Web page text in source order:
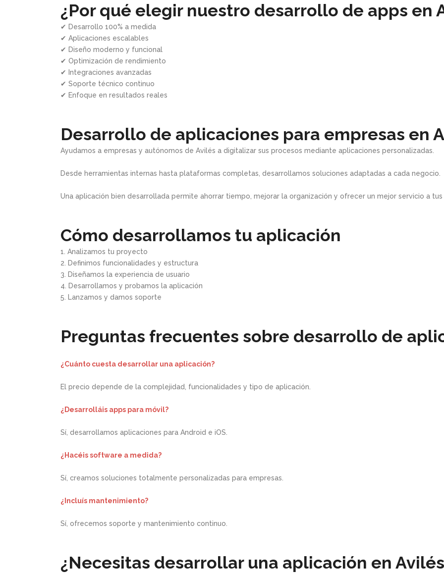
¿Por qué elegir nuestro desarrollo de apps en
✔ Desarrollo 100% a medida
✔ Aplicaciones escalables
✔ Diseño moderno y funcional
✔ Optimización de rendimiento
✔ Integraciones avanzadas
✔ Soporte técnico continuo
✔ Enfoque en resultados reales
Desarrollo de aplicaciones para empresas en
Ayudamos a empresas y autónomos de Avilés a digitalizar sus procesos mediante aplicaciones personalizadas.
Desde herramientas internas hasta plataformas completas, desarrollamos soluciones adaptadas a cada negocio.
Una aplicación bien desarrollada permite ahorrar tiempo, mejorar la organización y ofrecer un mejor servicio a
Cómo desarrollamos tu aplicación
1. Analizamos tu proyecto
2. Definimos funcionalidades y estructura
3. Diseñamos la experiencia de usuario
4. Desarrollamos y probamos la aplicación
5. Lanzamos y damos soporte
Preguntas frecuentes sobre desarrollo de
¿Cuánto cuesta desarrollar una aplicación?
El precio depende de la complejidad, funcionalidades y tipo de aplicación.
¿Desarrolláis apps para móvil?
Sí, desarrollamos aplicaciones para Android e iOS.
¿Hacéis software a medida?
Sí, creamos soluciones totalmente personalizadas para empresas.
¿Incluís mantenimiento?
Sí, ofrecemos soporte y mantenimiento continuo.
¿Necesitas desarrollar una aplicación en